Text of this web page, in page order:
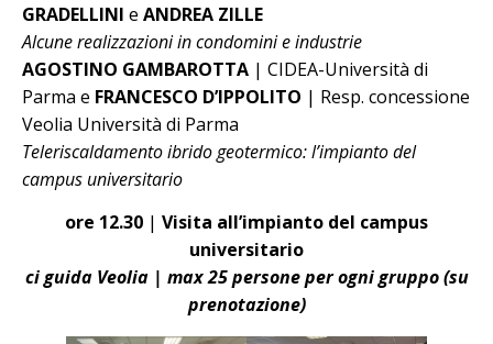
GRADELLINI e ANDREA ZILLE
Alcune realizzazioni in condomini e industrie
AGOSTINO GAMBAROTTA | CIDEA-Università di
Parma e FRANCESCO D’IPPOLITO | Resp. concessione
Veolia Università di Parma
Teleriscaldamento ibrido geotermico: l’impianto del
campus universitario
ore 12.30 | Visita all’impianto del campus
universitario
ci guida Veolia | max 25 persone per ogni gruppo (su
prenotazione)